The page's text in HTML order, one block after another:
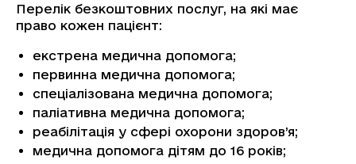
Перелік безкоштовних послуг, на які має
право кожен пацієнт:
екстрена медична допомога;
первинна медична допомога;
спеціалізована медична допомога;
паліативна медична допомога;
реабілітація у сфері охорони здоров’я;
медична допомога дітям до 16 років;